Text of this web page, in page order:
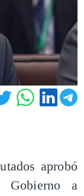
aprobó
Gobierno a